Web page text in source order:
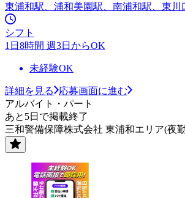
東浦和駅、浦和美園駅、南浦和駅、東川
シフト
1日8時間 週3日からOK
未経験OK
詳細を見る
応募画面に進む
アルバイト・パート
あと5日で掲載終了
三和警備保障株式会社 東浦和エリア(夜